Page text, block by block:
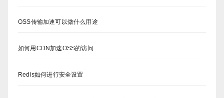
OSS传输加速可以做什么用途
如何用CDN加速OSS的访问
Redis如何进行安全设置